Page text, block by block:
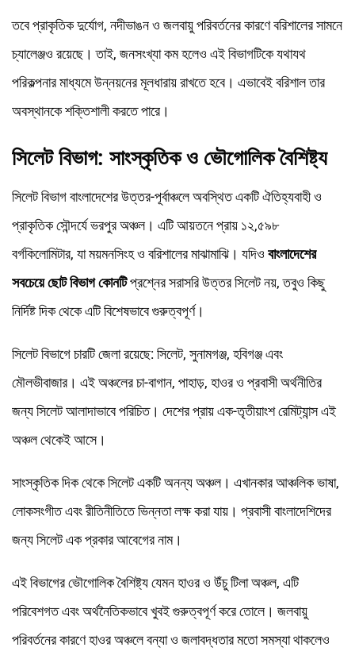
তবে প্রাকৃতিক দুর্যোগ, নদীভাঙন ও জলবায়ু পরিবর্তনের কারণে বরিশালের সামনে
চ্যালেঞ্জও রয়েছে। তাই, জনসংখ্যা কম হলেও এই বিভাগটিকে যথাযথ
পরিকল্পনার মাধ্যমে উন্নয়নের মূলধারায় রাখতে হবে। এভাবেই বরিশাল তার
অবস্থানকে শক্তিশালী করতে পারে।
সিলেট বিভাগ: সাংস্কৃতিক ও ভৌগোলিক বৈশিষ্ট্য
সিলেট বিভাগ বাংলাদেশের উত্তর-পূর্বাঞ্চলে অবস্থিত একটি ঐতিহ্যবাহী ও
প্রাকৃতিক সৌন্দর্যে ভরপুর অঞ্চল। এটি আয়তনে প্রায় ১২,৫৯৮
বর্গকিলোমিটার, যা ময়মনসিংহ ও বরিশালের মাঝামাঝি। যদিও বাংলাদেশের
সবচেয়ে ছোট বিভাগ কোনটিপ্রশ্নের সরাসরি উত্তর সিলেট নয়, তবুও কিছু
নির্দিষ্ট দিক থেকে এটি বিশেষভাবে গুরুত্বপূর্ণ।
সিলেট বিভাগে চারটি জেলা রয়েছে: সিলেট, সুনামগঞ্জ, হবিগঞ্জ এবং
মৌলভীবাজার। এই অঞ্চলের চা-বাগান, পাহাড়, হাওর ও প্রবাসী অর্থনীতির
জন্য সিলেট আলাদাভাবে পরিচিত। দেশের প্রায় এক-তৃতীয়াংশ রেমিট্যান্স এই
অঞ্চল থেকেই আসে।
সাংস্কৃতিক দিক থেকে সিলেট একটি অনন্য অঞ্চল। এখানকার আঞ্চলিক ভাষা,
লোকসংগীত এবং রীতিনীতিতে ভিন্নতা লক্ষ করা যায়। প্রবাসী বাংলাদেশিদের
জন্য সিলেট এক প্রকার আবেগের নাম।
এই বিভাগের ভৌগোলিক বৈশিষ্ট্য যেমন হাওর ও উঁচু টিলা অঞ্চল, এটি
পরিবেশগত এবং অর্থনৈতিকভাবে খুবই গুরুত্বপূর্ণ করে তোলে। জলবায়ু
পরিবর্তনের কারণে হাওর অঞ্চলে বন্যা ও জলাবদ্ধতার মতো সমস্যা থাকলেও